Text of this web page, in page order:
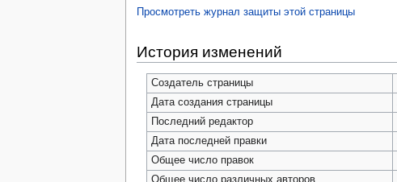
Просмотреть журнал защиты этой страницы
История изменений
Создатель страницы
Дата создания страницы
Последний редактор
Дата последней правки
Общее число правок
Общее число различных авторов